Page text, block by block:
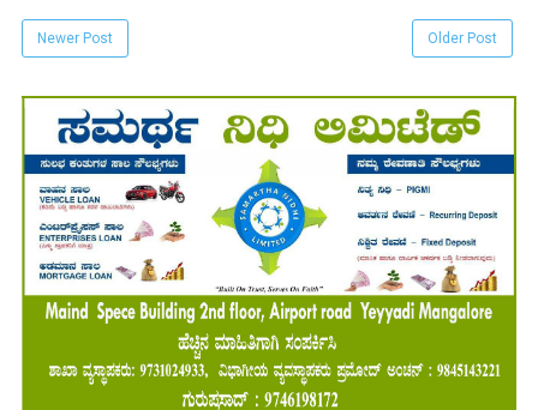
Newer Post Older Post